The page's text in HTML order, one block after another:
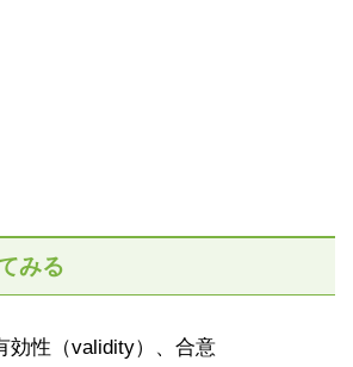
みる
効性（validity）、合意